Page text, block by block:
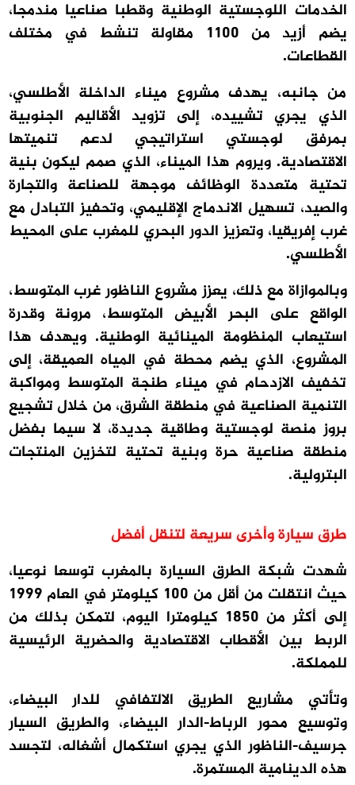
الخدمات اللوجستية الوطنية وقطبا صناعيا مندمجا،
يضم أزيد من 1100 مقاولة تنشط في مختلف
القطاعات.
من جانبه، يهدف مشروع ميناء الداخلة الأطلسي،
الذي يجري تشييده، إلى تزويد الأقاليم الجنوبية
بمرفق لوجستي استراتيجي لدعم تنميتها
الاقتصادية. ويروم هذا الميناء، الذي صمم ليكون بنية
تحتية متعددة الوظائف موجهة للصناعة والتجارة
والصيد، تسهيل الاندماج الإقليمي، وتحفيز التبادل مع
غرب إفريقيا، وتعزيز الدور البحري للمغرب على المحيط
الأطلسي.
وبالموازاة مع ذلك، يعزز مشروع الناظور غرب المتوسط،
الواقع على البحر الأبيض المتوسط، مرونة وقدرة
استيعاب المنظومة المينائية الوطنية. ويهدف هذا
المشروع، الذي يضم محطة في المياه العميقة، إلى
تخفيف الازدحام في ميناء طنجة المتوسط ومواكبة
التنمية الصناعية في منطقة الشرق، من خلال تشجيع
بروز منصة لوجستية وطاقية جديدة، لا سيما بفضل
منطقة صناعية حرة وبنية تحتية لتخزين المنتجات
البترولية.
طرق سيارة وأخرى سريعة لتنقل أفضل
شهدت شبكة الطرق السيارة بالمغرب توسعا نوعيا،
حيث انتقلت من أقل من 100 كيلومتر في العام 1999
إلى أكثر من 1850 كيلومترا اليوم، لتمكن بذلك من
الربط بين الأقطاب الاقتصادية والحضرية الرئيسية
للمملكة.
وتأتي مشاريع الطريق الالتفافي للدار البيضاء،
وتوسيع محور الرباط-الدار البيضاء، والطريق السيار
جرسيف-الناظور الذي يجري استكمال أشغاله، لتجسد
هذه الدينامية المستمرة.